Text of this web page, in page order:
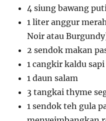
4 siung bawang
1 liter anggur
Noir atau
2 sendok makan
1 cangkir kaldu
1 daun salam
3 tangkai thyme
1 sendok teh gula